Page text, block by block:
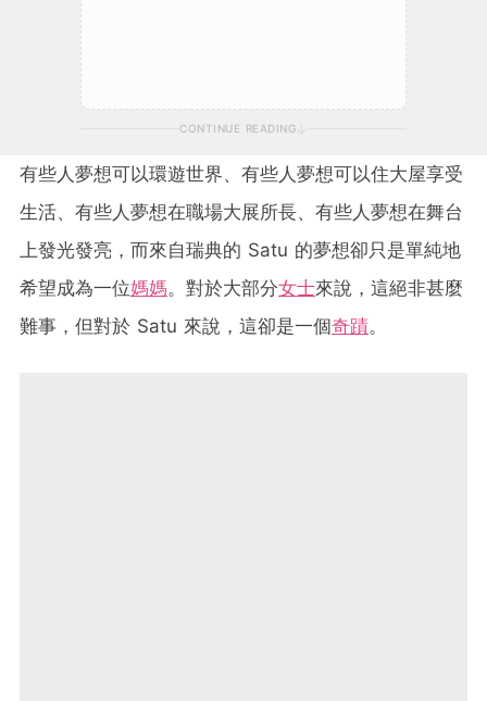
CONTINUE READING
有些人夢想可以環遊世界、有些人夢想可以住大屋享受
生活、有些人夢想在職場大展所長、有些人夢想在舞台
上發光發亮，而來自瑞典的 Satu 的夢想卻只是單純地
希望成為一位媽媽。對於大部分女士來說，這絕非甚麼
難事，但對於 Satu 來說，這卻是一個奇蹟。